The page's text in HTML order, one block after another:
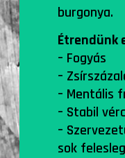
burgonya.
Étrendünk
– Fogyás
–
– Mentális
– Stabil
–
sok